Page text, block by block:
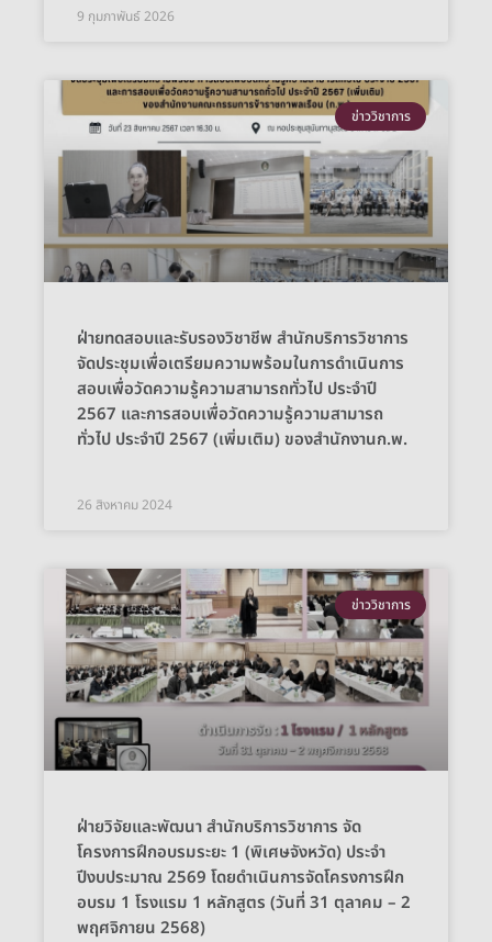
9 กุมภาพันธ์ 2026
ข่าววิชาการ
ฝ่ายทดสอบและรับรองวิชาชีพ สำนักบริการวิชาการ
จัดประชุมเพื่อเตรียมความพร้อมในการดำเนินการ
สอบเพื่อวัดความรู้ความสามารถทั่วไป ประจำปี
2567 และการสอบเพื่อวัดความรู้ความสามารถ
ทั่วไป ประจำปี 2567 (เพิ่มเติม) ของสำนักงานก.พ.
26 สิงหาคม 2024
ข่าววิชาการ
ฝ่ายวิจัยและพัฒนา สำนักบริการวิชาการ จัด
โครงการฝึกอบรมระยะ 1 (พิเศษจังหวัด) ประจำ
ปีงบประมาณ 2569 โดยดำเนินการจัดโครงการฝึก
อบรม 1 โรงแรม 1 หลักสูตร (วันที่ 31 ตุลาคม – 2
พฤศจิกายน 2568)